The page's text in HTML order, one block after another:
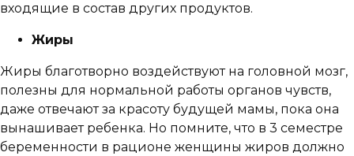
входящие в состав других продуктов.
Жиры
Жиры благотворно воздействуют на головной мозг,
полезны для нормальной работы органов чувств,
даже отвечают за красоту будущей мамы, пока она
вынашивает ребенка. Но помните, что в 3 семестре
беременности в рационе женщины жиров должно